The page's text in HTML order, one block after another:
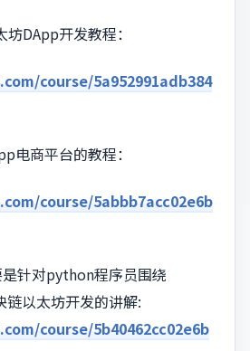
DApp开发教程：
course/5a952991adb384
电商平台的教程：
course/5abbb7acc02e6b
针对python程序员围绕
以太坊开发的讲解:
course/5b40462cc02e6b